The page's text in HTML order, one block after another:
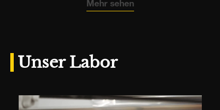
Mehr sehen
Unser Labor